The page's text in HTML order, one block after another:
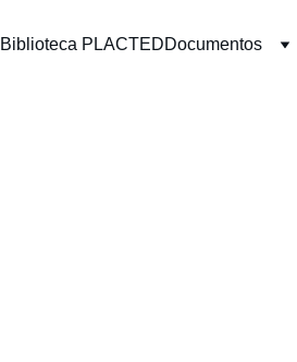
Biblioteca PLACTEDDocumentos